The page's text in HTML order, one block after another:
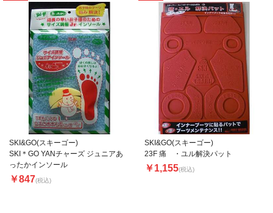
SKI&GO(スキーゴー)
SKI＊GO YANチャーズ ジュニアあ
ったかインソール
￥847(税込)
SKI&GO(スキーゴー)
23F 痛 ・ユル解決パット
￥1,155(税込)